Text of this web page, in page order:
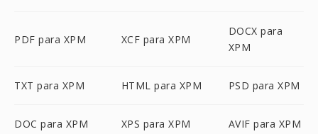
PDF para XPM XCF para XPM
DOCX para
XPM
TXT para XPM HTML para XPM PSD para XPM
DOC para XPM XPS para XPM AVIF para XPM